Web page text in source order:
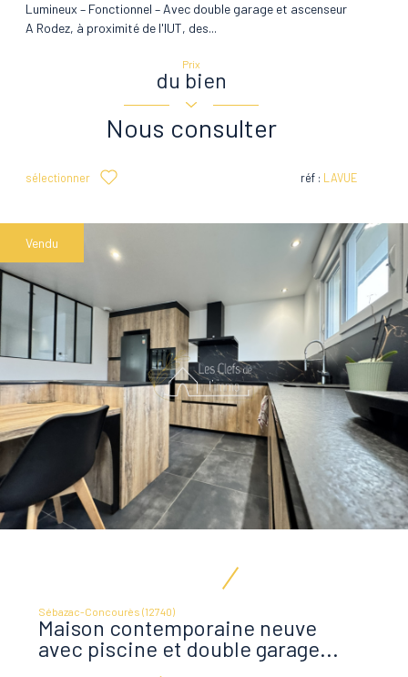
Lumineux – Fonctionnel – Avec double garage et ascenseur
A Rodez, à proximité de l'IUT, des...
Prix
du bien
Nous consulter
sélectionner réf : LAVUE
Vendu
Sébazac-Concourès (12740)
Maison contemporaine neuve
avec piscine et double garage...